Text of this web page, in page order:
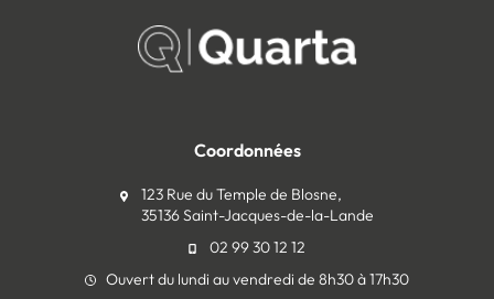
Coordonnées
123 Rue du Temple de Blosne,
35136 Saint-Jacques-de-la-Lande
02 99 30 12 12
Ouvert du lundi au vendredi de 8h30 à 17h30